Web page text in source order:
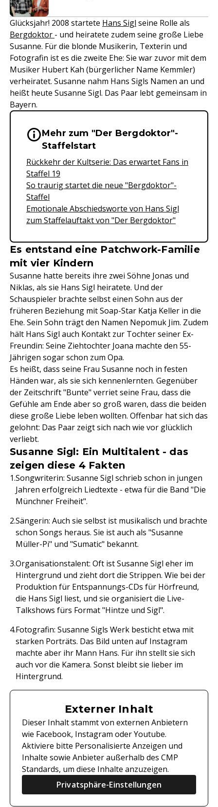
Glücksjahr! 2008 startete Hans Sigl seine Rolle als
Bergdoktor - und heiratete zudem seine große Liebe
Susanne. Für die blonde Musikerin, Texterin und
Fotografin ist es die zweite Ehe: Sie war zuvor mit dem
Musiker Hubert Kah (bürgerlicher Name Kemmler)
verheiratet. Susanne nahm Hans Sigls Namen an und
heißt heute Susanne Sigl. Das Paar lebt gemeinsam in
Bayern.
Wichtige Hinweise &
Mehr zum "Der Bergdoktor"-
Staffelstart
Rückkehr der Kultserie: Das erwartet Fans in
Staffel 19
So traurig startet die neue "Bergdoktor"-
Staffel
Emotionale Abschiedsworte von Hans Sigl
zum Staffelauftakt von "Der Bergdoktor"
Es entstand eine Patchwork-Familie
mit vier Kindern
Susanne hatte bereits ihre zwei Söhne Jonas und
Niklas, als sie Hans Sigl heiratete. Und der
Schauspieler brachte selbst einen Sohn aus der
früheren Beziehung mit Soap-Star Katja Keller in die
Ehe. Sein Sohn trägt den Namen Nepomuk Jim. Zudem
hält Hans Sigl auch Kontakt zur Tochter seiner Ex-
Freundin: Seine Ziehtochter Joana machte den 55-
Jährigen sogar schon zum Opa.
Es heißt, dass seine Frau Susanne noch in festen
Händen war, als sie sich kennenlernten. Gegenüber
der Zeitschrift "Bunte" verriet seine Frau, dass die
Gefühle am Ende aber so groß waren, dass die beiden
diese große Liebe leben wollten. Offenbar hat sich das
gelohnt: Das Paar zeigt sich nach wie vor glücklich
verliebt.
Susanne Sigl: Ein Multitalent - das
zeigen diese 4 Fakten
Songwriterin: Susanne Sigl schrieb schon in jungen
Jahren erfolgreich Liedtexte - etwa für die Band "Die
Münchner Freiheit".
Sängerin: Auch sie selbst ist musikalisch und brachte
schon Songs heraus. Sie ist auch als "Susanne
Müller-Pi" und "Sumatic" bekannt.
Organisationstalent: Oft ist Susanne Sigl eher im
Hintergrund und zieht dort die Strippen. Wie bei der
Produktion für Entspannungs-CDs für Hörfreund,
die Hans Sigl liest, und sie organisiert die Live-
Talkshows fürs Format "Hintze und Sigl".
Fotografin: Susanne Sigls Werk besticht etwa mit
starken Porträts. Das Bild unten auf Instagram
machte aber ihr Mann Hans. Für ihn stellt sie sich
auch vor die Kamera. Sonst bleibt sie lieber im
Hintergrund.
Externer Inhalt
Dieser Inhalt stammt von externen Anbietern
wie Facebook, Instagram oder Youtube.
Aktiviere bitte Personalisierte Anzeigen und
Inhalte sowie Anbieter außerhalb des CMP
Standards, um diese Inhalte anzuzeigen.
Privatsphäre-Einstellungen